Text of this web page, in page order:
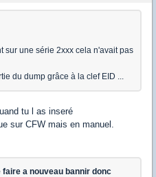
sur une série 2xxx cela n'avait pas
du dump grâce à la clef EID ...
tu l as inseré
sur CFW mais en manuel.
faire a nouveau bannir donc